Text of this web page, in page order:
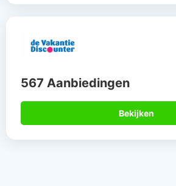
567 Aanbiedingen
Bekijken